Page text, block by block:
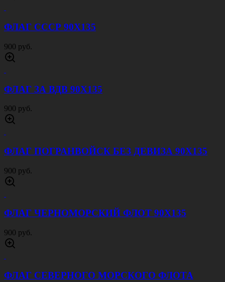
ФЛАГ СССР 90Х135
900 руб.
ФЛАГ ЗА ВДВ 90Х135
900 руб.
ФЛАГ ПОГРАНВОЙСК БЕЗ ДЕВИЗА 90Х135
900 руб.
ФЛАГ ЧЕРНОМОРСКИЙ ФЛОТ 90Х135
900 руб.
ФЛАГ СЕВЕРНОГО МОРСКОГО ФЛОТА